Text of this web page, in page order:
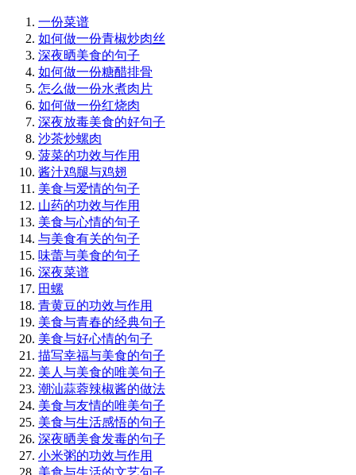
一份菜谱
如何做一份青椒炒肉丝
深夜晒美食的句子
如何做一份糖醋排骨
怎么做一份水煮肉片
如何做一份红烧肉
深夜放毒美食的好句子
沙茶炒螺肉
菠菜的功效与作用
酱汁鸡腿与鸡翅
美食与爱情的句子
山药的功效与作用
美食与心情的句子
与美食有关的句子
味蕾与美食的句子
深夜菜谱
田螺
青黄豆的功效与作用
美食与青春的经典句子
美食与好心情的句子
描写幸福与美食的句子
美人与美食的唯美句子
潮汕蒜蓉辣椒酱的做法
美食与友情的唯美句子
美食与生活感悟的句子
深夜晒美食发毒的句子
小米粥的功效与作用
美食与生活的文艺句子